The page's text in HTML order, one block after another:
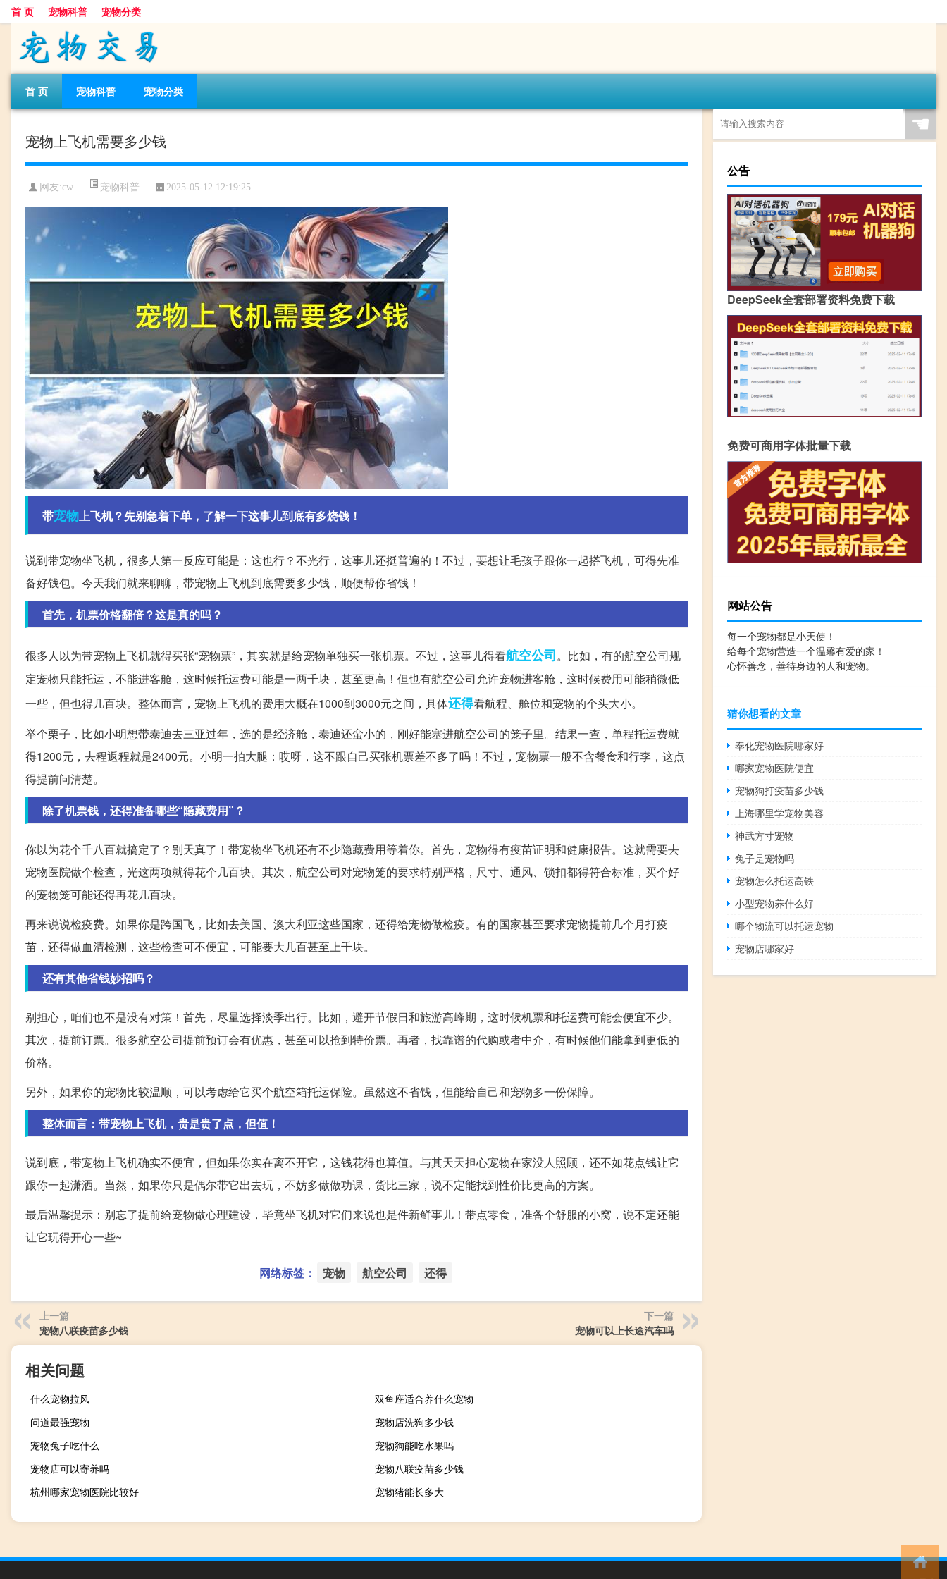
首 页 宠物科普 宠物分类
首 页 宠物科普 宠物分类
宠物上飞机需要多少钱
网友:cw 宠物科普 2025-05-12 12:19:25
带宠物上飞机？先别急着下单，了解一下这事儿到底有多烧钱！
说到带宠物坐飞机，很多人第一反应可能是：这也行？不光行，这事儿还挺普遍的！不过，要想让毛孩子跟你一起搭飞机，可得先准
备好钱包。今天我们就来聊聊，带宠物上飞机到底需要多少钱，顺便帮你省钱！
首先，机票价格翻倍？这是真的吗？
很多人以为带宠物上飞机就得买张“宠物票”，其实就是给宠物单独买一张机票。不过，这事儿得看航空公司。比如，有的航空公司规
定宠物只能托运，不能进客舱，这时候托运费可能是一两千块，甚至更高！但也有航空公司允许宠物进客舱，这时候费用可能稍微低
一些，但也得几百块。整体而言，宠物上飞机的费用大概在1000到3000元之间，具体还得看航程、舱位和宠物的个头大小。
举个栗子，比如小明想带泰迪去三亚过年，选的是经济舱，泰迪还蛮小的，刚好能塞进航空公司的笼子里。结果一查，单程托运费就
得1200元，去程返程就是2400元。小明一拍大腿：哎呀，这不跟自己买张机票差不多了吗！不过，宠物票一般不含餐食和行李，这点
得提前问清楚。
除了机票钱，还得准备哪些“隐藏费用”？
你以为花个千八百就搞定了？别天真了！带宠物坐飞机还有不少隐藏费用等着你。首先，宠物得有疫苗证明和健康报告。这就需要去
宠物医院做个检查，光这两项就得花个几百块。其次，航空公司对宠物笼的要求特别严格，尺寸、通风、锁扣都得符合标准，买个好
的宠物笼可能还得再花几百块。
再来说说检疫费。如果你是跨国飞，比如去美国、澳大利亚这些国家，还得给宠物做检疫。有的国家甚至要求宠物提前几个月打疫
苗，还得做血清检测，这些检查可不便宜，可能要大几百甚至上千块。
还有其他省钱妙招吗？
别担心，咱们也不是没有对策！首先，尽量选择淡季出行。比如，避开节假日和旅游高峰期，这时候机票和托运费可能会便宜不少。
其次，提前订票。很多航空公司提前预订会有优惠，甚至可以抢到特价票。再者，找靠谱的代购或者中介，有时候他们能拿到更低的
价格。
另外，如果你的宠物比较温顺，可以考虑给它买个航空箱托运保险。虽然这不省钱，但能给自己和宠物多一份保障。
整体而言：带宠物上飞机，贵是贵了点，但值！
说到底，带宠物上飞机确实不便宜，但如果你实在离不开它，这钱花得也算值。与其天天担心宠物在家没人照顾，还不如花点钱让它
跟你一起潇洒。当然，如果你只是偶尔带它出去玩，不妨多做做功课，货比三家，说不定能找到性价比更高的方案。
最后温馨提示：别忘了提前给宠物做心理建设，毕竟坐飞机对它们来说也是件新鲜事儿！带点零食，准备个舒服的小窝，说不定还能
让它玩得开心一些~
网络标签： 宠物 航空公司 还得
上一篇
宠物八联疫苗多少钱
下一篇
宠物可以上长途汽车吗
相关问题
什么宠物拉风
双鱼座适合养什么宠物
问道最强宠物
宠物店洗狗多少钱
宠物兔子吃什么
宠物狗能吃水果吗
宠物店可以寄养吗
宠物八联疫苗多少钱
杭州哪家宠物医院比较好
宠物猪能长多大
☚
公告
DeepSeek全套部署资料免费下载
免费可商用字体批量下载
网站公告
每一个宠物都是小天使！
给每个宠物营造一个温馨有爱的家！
心怀善念，善待身边的人和宠物。
猜你想看的文章
奉化宠物医院哪家好
哪家宠物医院便宜
宠物狗打疫苗多少钱
上海哪里学宠物美容
神武方寸宠物
兔子是宠物吗
宠物怎么托运高铁
小型宠物养什么好
哪个物流可以托运宠物
宠物店哪家好